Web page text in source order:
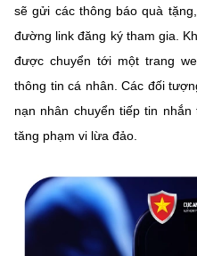
sẽ gửi các thông báo quà
đường link đăng ký tham gia.
được chuyển tới một trang
thông tin cá nhân. Các đối
nạn nhân chuyển tiếp tin
tăng phạm vi lừa đảo.